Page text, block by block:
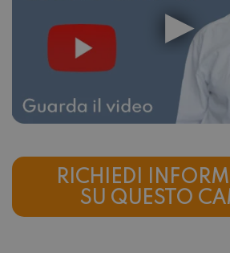
RICHIEDI
SU QUESTO